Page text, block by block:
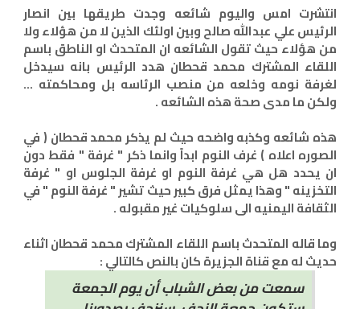
انتشرت امس واليوم شائعه وجدت طريقها بين انصار
الرئيس علي عبدالله صالح وبين اولئك الذين لا من هؤلاء ولا
من هؤلاء حيث تقول الشائعه ان المتحدث او الناطق باسم
اللقاء المشترك محمد قحطان هدد الرئيس بانه سيدخل
لغرفة نومه وخلعه من منصب الرئاسه بل ومحاكمته ...
ولكن ما مدى صحة هذه الشائعه .
هذه شائعه وكذبه واضحه حيث لم يذكر محمد قحطان ( في
الصوره اعلاه ) غرف النوم ابداً وانما ذكر " غرفة " فقط دون
ان يحدد هل هي غرفة النوم او غرفة الجلوس او " غرفة
التخزينه " وهذا يمثل فرق كبير حيث تشير " غرفة النوم " في
الثقافة اليمنيه الى سلوكيات غير مقبوله .
وما قاله المتحدث باسم اللقاء المشترك محمد قحطان اثناء
حديث له مع قناة الجزيرة كان بالنص كالتالي :
سمعت من بعض الشباب أن يوم الجمعة